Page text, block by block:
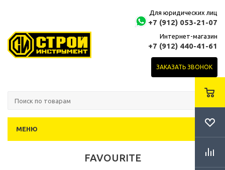
Для юридических лиц
+7 (912) 053-21-07
Интернет-магазин
+7 (912) 440-41-61
ЗАКАЗАТЬ ЗВОНОК
МЕНЮ
FAVOURITE